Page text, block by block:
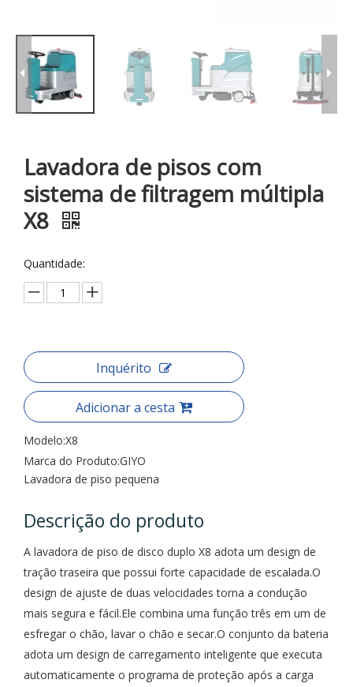
Lavadora de pisos com
sistema de filtragem múltipla
X8
Quantidade:
Inquérito
Adicionar a cesta
Modelo:X8
Marca do Produto:GIYO
Lavadora de piso pequena
Descrição do produto
A lavadora de piso de disco duplo X8 adota um design de
tração traseira que possui forte capacidade de escalada.O
design de ajuste de duas velocidades torna a condução
mais segura e fácil.Ele combina uma função três em um de
esfregar o chão, lavar o chão e secar.O conjunto da bateria
adota um design de carregamento inteligente que executa
automaticamente o programa de proteção após a carga